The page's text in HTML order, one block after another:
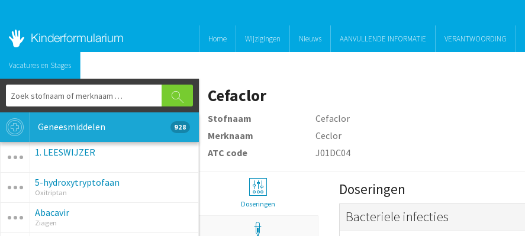
Home Wijzigingen Nieuws AANVULLENDE INFORMATIE VERANTWOORDING
Vacatures en Stages
Geneesmiddelen 928
1. LEESWIJZER
5-hydroxytryptofaan
Oxitriptan
Abacavir
Ziagen
Cefaclor
Stofnaam
Cefaclor
Merknaam
Ceclor
ATC code
J01DC04
Doseringen
Doseringen
Bacteriele infecties